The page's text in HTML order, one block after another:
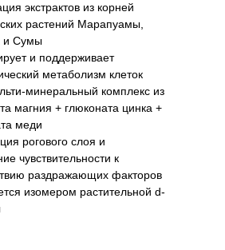
экстрактов из корней
растений Марапуамы,
и Сумы
и поддерживает
метаболизм клеток
минеральный комплекс из
магния + глюконата цинка +
меди
рогового слоя и
чувствительности к
раздражающих факторов
изомером растительной d-